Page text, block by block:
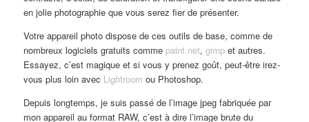
en jolie photographie que vous serez fier de présenter.
Votre appareil photo dispose de ces outils de base, comme de
nombreux logiciels gratuits comme paint.net,gimp et autres.
Essayez, c’est magique et si vous y prenez goût, peut-être irez-
vous plus loin avec Lightroom ou Photoshop.
Depuis longtemps, je suis passé de l’image jpeg fabriquée par
mon appareil au format RAW, c’est à dire l’image brute du